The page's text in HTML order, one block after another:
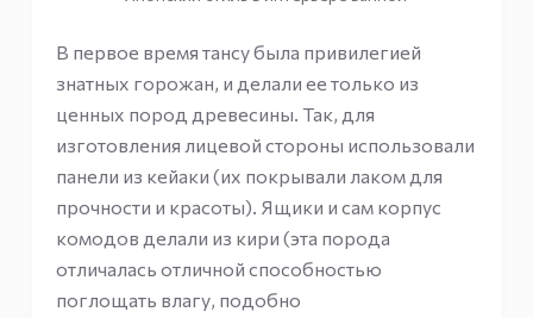
В первое время тансу была привилегией
знатных горожан, и делали ее только из
ценных пород древесины. Так, для
изготовления лицевой стороны использовали
панели из кейаки (их покрывали лаком для
прочности и красоты). Ящики и сам корпус
комодов делали из кири (эта порода
отличалась отличной способностью
поглощать влагу, подобно